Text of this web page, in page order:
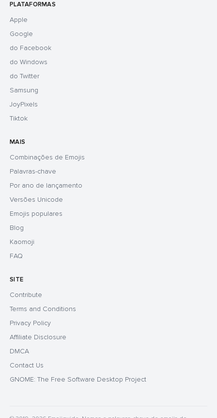
PLATAFORMAS
Apple
Google
do Facebook
do Windows
do Twitter
Samsung
JoyPixels
Tiktok
MAIS
Combinações de Emojis
Palavras-chave
Por ano de lançamento
Versões Unicode
Emojis populares
Blog
Kaomoji
FAQ
SITE
Contribute
Terms and Conditions
Privacy Policy
Affiliate Disclosure
DMCA
Contact Us
GNOME: The Free Software Desktop Project